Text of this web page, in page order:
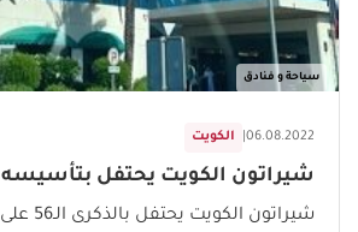
سياحة و فنادق
الكويت 06.08.2022
شيراتون الكويت يحتفل بتأسيسه
شيراتون الكويت يحتفل بالذكرى الـ56 على افتتاحه